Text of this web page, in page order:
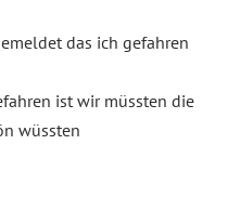
das ich gefahren
ist wir müssten die
wüssten